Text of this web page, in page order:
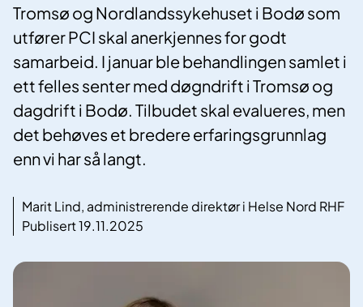
Tromsø og Nordlandssykehuset i Bodø som
utfører PCI skal anerkjennes for godt
samarbeid. I januar ble behandlingen samlet i
ett felles senter med døgndrift i Tromsø og
dagdrift i Bodø. Tilbudet skal evalueres, men
det behøves et bredere erfaringsgrunnlag
enn vi har så langt.
Marit Lind, administrerende direktør i Helse Nord RHF
Publisert 19.11.2025